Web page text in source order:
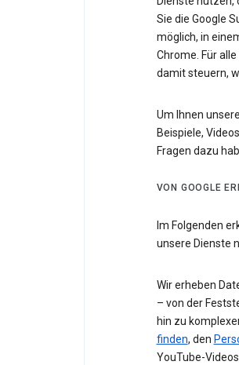
Sie die Google
möglich, in
Chrome. Für
damit steuern,
Um Ihnen
Beispiele,
Fragen dazu
VON GOOGLE
Im Folgenden
unsere Dienste
Wir erheben
– von der
hin zu
finden, den
YouTube-